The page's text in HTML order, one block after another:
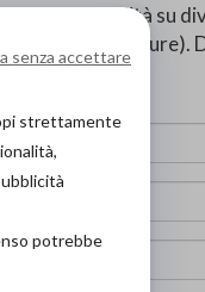
stabilità su
forniture).
blu, nero/blu).
senza accettare
strettamente
potrebbe